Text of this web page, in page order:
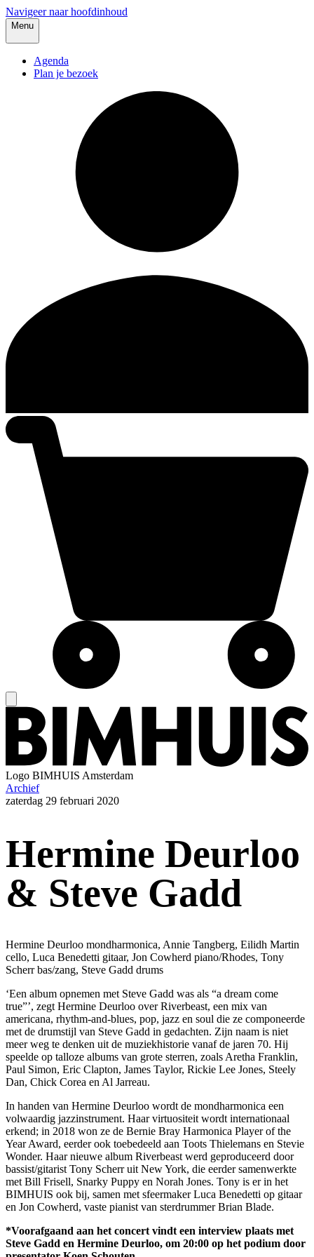
Navigeer naar hoofdinhoud
Menu
Agenda
Plan je bezoek
Logo BIMHUIS Amsterdam
Archief
zaterdag 29 februari 2020
Hermine Deurloo
& Steve Gadd
Hermine Deurloo mondharmonica, Annie Tangberg, Eilidh Martin
cello, Luca Benedetti gitaar, Jon Cowherd piano/Rhodes, Tony
Scherr bas/zang, Steve Gadd drums
‘Een album opnemen met Steve Gadd was als “a dream come
true”’, zegt Hermine Deurloo over Riverbeast, een mix van
americana, rhythm-and-blues, pop, jazz en soul die ze componeerde
met de drumstijl van Steve Gadd in gedachten. Zijn naam is niet
meer weg te denken uit de muziekhistorie vanaf de jaren 70. Hij
speelde op talloze albums van grote sterren, zoals Aretha Franklin,
Paul Simon, Eric Clapton, James Taylor, Rickie Lee Jones, Steely
Dan, Chick Corea en Al Jarreau.
In handen van Hermine Deurloo wordt de mondharmonica een
volwaardig jazzinstrument. Haar virtuositeit wordt internationaal
erkend; in 2018 won ze de Bernie Bray Harmonica Player of the
Year Award, eerder ook toebedeeld aan Toots Thielemans en Stevie
Wonder. Haar nieuwe album Riverbeast werd geproduceerd door
bassist/gitarist Tony Scherr uit New York, die eerder samenwerkte
met Bill Frisell, Snarky Puppy en Norah Jones. Tony is er in het
BIMHUIS ook bij, samen met sfeermaker Luca Benedetti op gitaar
en Jon Cowherd, vaste pianist van sterdrummer Brian Blade.
*Voorafgaand aan het concert vindt een interview plaats met
Steve Gadd en Hermine Deurloo, om 20:00 op het podium door